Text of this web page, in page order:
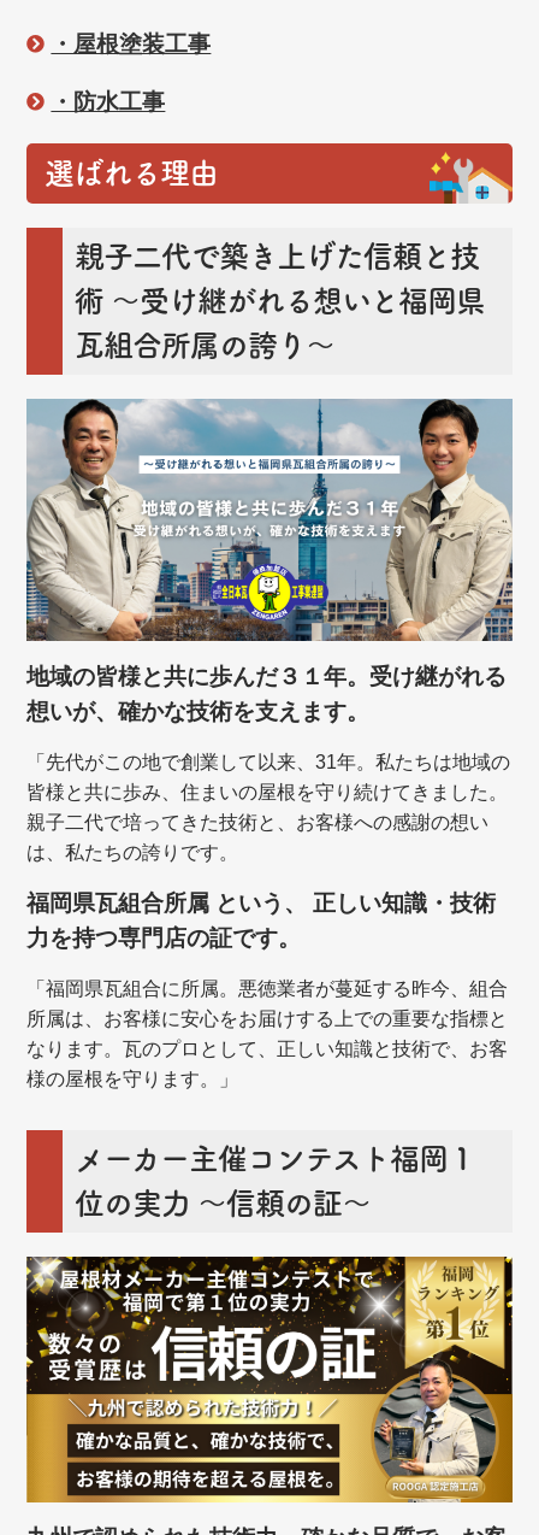
・屋根塗装工事
・防水工事
選ばれる理由
親子二代で築き上げた信頼と技
術 ～受け継がれる想いと福岡県
瓦組合所属の誇り～
地域の皆様と共に歩んだ３１年。受け継がれる
想いが、確かな技術を支えます。
「先代がこの地で創業して以来、31年。私たちは地域の
皆様と共に歩み、住まいの屋根を守り続けてきました。
親子二代で培ってきた技術と、お客様への感謝の想い
は、私たちの誇りです。
福岡県瓦組合所属 という、 正しい知識・技術
力を持つ専門店の証です。
「福岡県瓦組合に所属。悪徳業者が蔓延する昨今、組合
所属は、お客様に安心をお届けする上での重要な指標と
なります。瓦のプロとして、正しい知識と技術で、お客
様の屋根を守ります。」
メーカー主催コンテスト福岡１
位の実力 ～信頼の証～